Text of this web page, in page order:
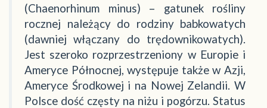
(Chaenorhinum minus) – gatunek rośliny
rocznej należący do rodziny babkowatych
(dawniej włączany do trędownikowatych).
Jest szeroko rozprzestrzeniony w Europie i
Ameryce Północnej, występuje także w Azji,
Ameryce Środkowej i na Nowej Zelandii. W
Polsce dość częsty na niżu i pogórzu. Status